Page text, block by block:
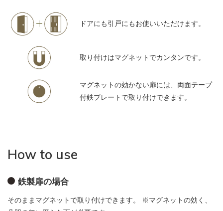
ドアにも引戸にもお使いいただけます。
取り付けはマグネットでカンタンです。
マグネットの効かない扉には、両面テープ
付鉄プレートで取り付けできます。
How to use
鉄製扉の場合
そのままマグネットで取り付けできます。 ※マグネットの効く、